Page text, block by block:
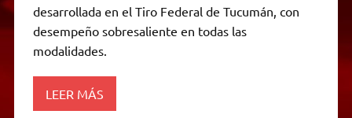
p
m
k
e
k
i
n
desarrollada en el Tiro Federal de Tucumán, con
desempeño sobresaliente en todas las
modalidades.
LEER MÁS